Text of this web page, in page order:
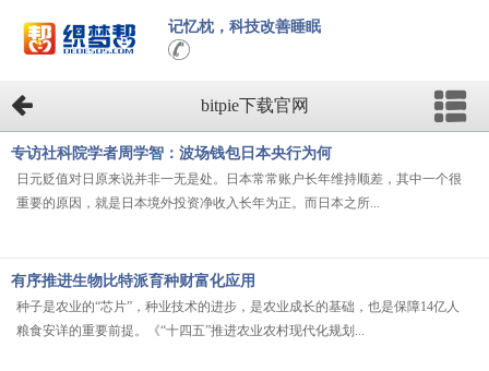
记忆枕，科技改善睡眠
bitpie下载官网
专访社科院学者周学智：波场钱包日本央行为何
日元贬值对日原来说并非一无是处。日本常常账户长年维持顺差，其中一个很
重要的原因，就是日本境外投资净收入长年为正。而日本之所...
有序推进生物比特派育种财富化应用
种子是农业的“芯片”，种业技术的进步，是农业成长的基础，也是保障14亿人
粮食安详的重要前提。《“十四五”推进农业农村现代化规划...